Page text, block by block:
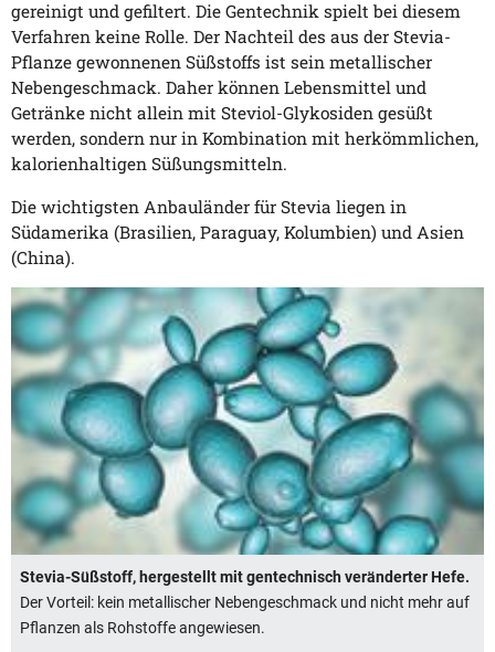
gereinigt und gefiltert. Die Gentechnik spielt bei diesem
Verfahren keine Rolle. Der Nachteil des aus der Stevia-
Pflanze gewonnenen Süßstoffs ist sein metallischer
Nebengeschmack. Daher können Lebensmittel und
Getränke nicht allein mit Steviol-Glykosiden gesüßt
werden, sondern nur in Kombination mit herkömmlichen,
kalorienhaltigen Süßungsmitteln.
Die wichtigsten Anbauländer für Stevia liegen in
Südamerika (Brasilien, Paraguay, Kolumbien) und Asien
(China).
Stevia-Süßstoff, hergestellt mit gentechnisch veränderter Hefe.
Der Vorteil: kein metallischer Nebengeschmack und nicht mehr auf
Pflanzen als Rohstoffe angewiesen.